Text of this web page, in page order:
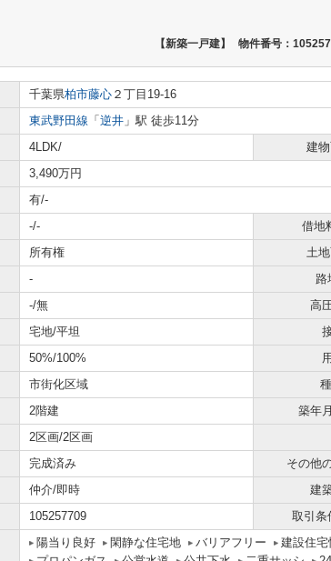
【新築一戸建】 物件番号：
千葉県柏市藤心 ２丁目19-16
東武野田線 「 逆井 」駅 徒歩11分
4LDK/ 建
3,490万円
有/-
-/- 借地
所有権 土
- 路
-/無 高
宅地/平坦
50%/100%
市街化区域
2階建 築年
2区画/2区画
完成済み その他
仲介/即時 建
105257709 取引条
陽当り良好
閑静な住宅地 バリアフリー 建設住